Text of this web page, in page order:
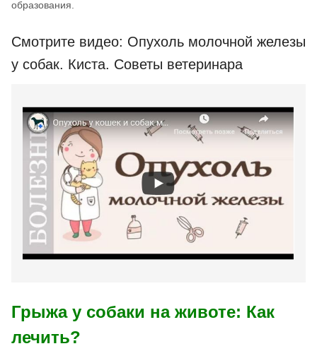
образования.
Смотрите видео: Опухоль молочной железы
у собак. Киста. Советы ветеринара
Грыжа у собаки на животе: Как
лечить?